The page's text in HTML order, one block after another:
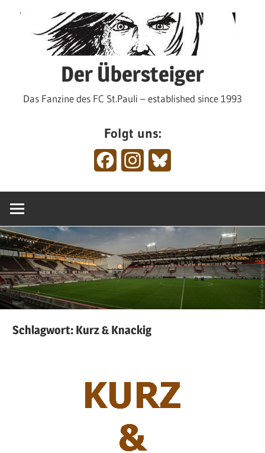
Der Übersteiger
Das Fanzine des FC St.Pauli – established since 1993
Folgt uns:
FacebookInstagram
Schlagwort: Kurz & Knackig